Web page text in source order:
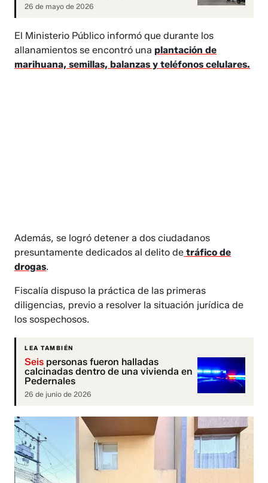
26 de mayo de 2026
El Ministerio Público informó que durante los
allanamientos se encontró unaplantación de
marihuana, semillas, balanzas y teléfonos celulares.
Además, se logró detener a dos ciudadanos
presuntamente dedicados al delito de tráfico de
drogas.
Fiscalía dispuso la práctica de las primeras
diligencias, previo a resolver la situación jurídica de
los sospechosos.
LEA TAMBIÉN
Seis personas fueron halladas
calcinadas dentro de una vivienda en
Pedernales
26 de junio de 2026